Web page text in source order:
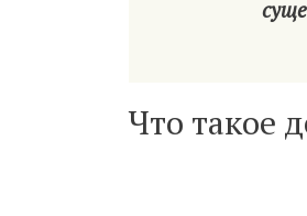
Что такое